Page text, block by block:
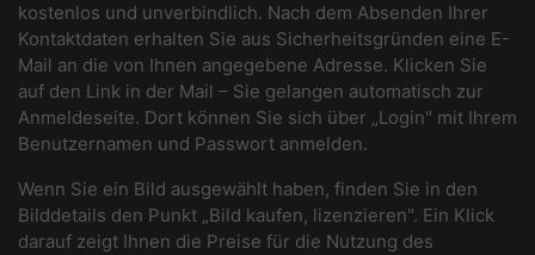
kostenlos und unverbindlich. Nach dem Absenden Ihrer
Kontaktdaten erhalten Sie aus Sicherheitsgründen eine E-
Mail an die von Ihnen angegebene Adresse. Klicken Sie
auf den Link in der Mail – Sie gelangen automatisch zur
Anmeldeseite. Dort können Sie sich über „Login" mit Ihrem
Benutzernamen und Passwort anmelden.
Wenn Sie ein Bild ausgewählt haben, finden Sie in den
Bilddetails den Punkt „Bild kaufen, lizenzieren". Ein Klick
darauf zeigt Ihnen die Preise für die Nutzung des